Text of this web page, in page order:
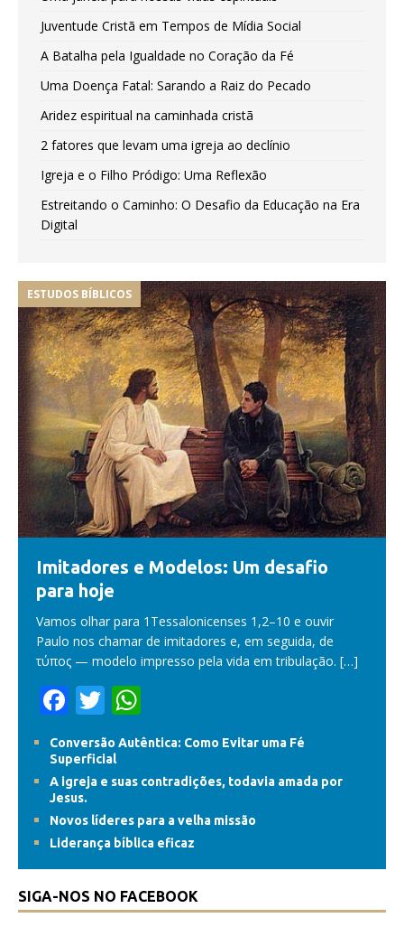
Juventude Cristã em Tempos de Mídia Social
A Batalha pela Igualdade no Coração da Fé
Uma Doença Fatal: Sarando a Raiz do Pecado
Aridez espiritual na caminhada cristã
2 fatores que levam uma igreja ao declínio
Igreja e o Filho Pródigo: Uma Reflexão
Estreitando o Caminho: O Desafio da Educação na Era
Digital
ESTUDOS BÍBLICOS
Imitadores e Modelos: Um desafio
para hoje
Vamos olhar para 1Tessalonicenses 1,2–10 e ouvir
Paulo nos chamar de imitadores e, em seguida, de
τύπος — modelo impresso pela vida em tribulação. […]
F
e
b
o
o
k
T
w
itt
er
h
at
s
A
p
p
Conversão Autêntica: Como Evitar uma Fé
Superficial
A igreja e suas contradições, todavia amada por
Jesus.
Novos líderes para a velha missão
Liderança bíblica eficaz
SIGA-NOS NO FACEBOOK